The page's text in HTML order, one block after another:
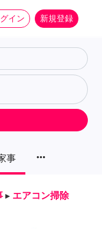
イン 新規登録
事 more_horiz
▸ エアコン掃除